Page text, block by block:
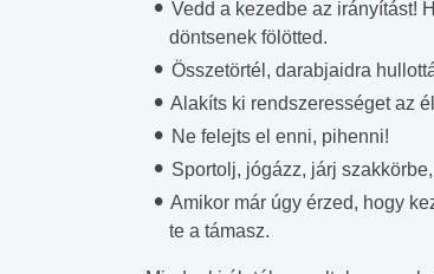
Vedd a kezedbe az irányítást!
döntsenek fölötted.
Összetörtél, darabjaidra
Alakíts ki rendszerességet az
Ne felejts el enni, pihenni!
Sportolj, jógázz, járj
Amikor már úgy érzed, hogy
te a támasz.